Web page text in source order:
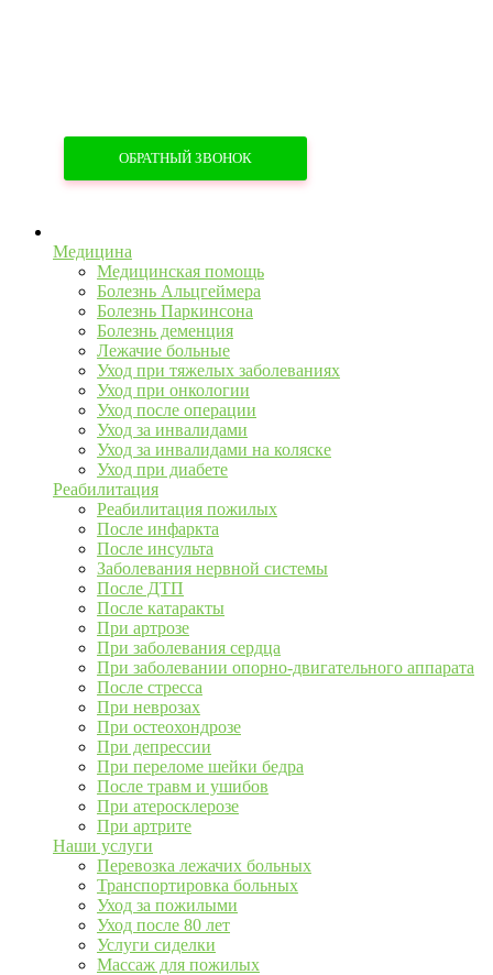
ОБРАТНЫЙ ЗВОНОК
Медицина
Медицинская помощь
Болезнь Альцгеймера
Болезнь Паркинсона
Болезнь деменция
Лежачие больные
Уход при тяжелых заболеваниях
Уход при онкологии
Уход после операции
Уход за инвалидами
Уход за инвалидами на коляске
Уход при диабете
Реабилитация
Реабилитация пожилых
После инфаркта
После инсульта
Заболевания нервной системы
После ДТП
После катаракты
При артрозе
При заболевания сердца
При заболевании опорно-двигательного аппарата
После стресса
При неврозах
При остеохондрозе
При депрессии
При переломе шейки бедра
После травм и ушибов
При атеросклерозе
При артрите
Наши услуги
Перевозка лежачих больных
Транспортировка больных
Уход за пожилыми
Уход после 80 лет
Услуги сиделки
Массаж для пожилых